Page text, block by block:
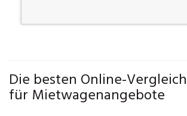
Die besten Online-
für Mietwagenangebote